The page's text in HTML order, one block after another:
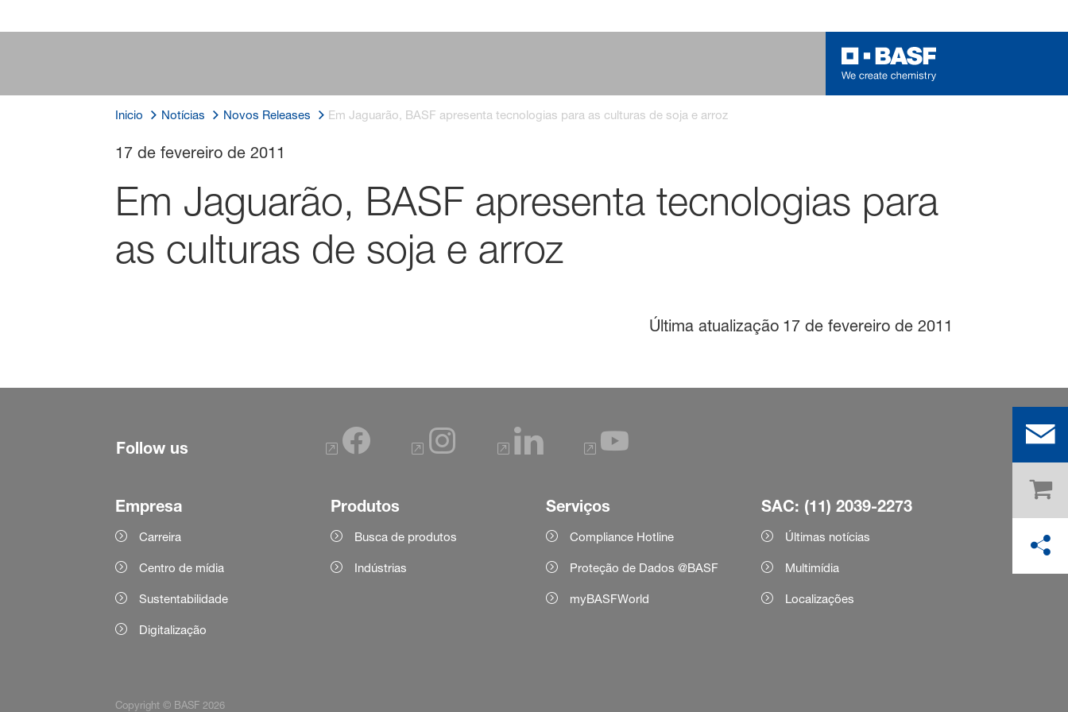
Inicio Notícias Novos Releases Em Jaguarão, BASF apresenta tecnologias para as culturas de soja e arroz
17 de fevereiro de 2011
Em Jaguarão, BASF apresenta tecnologias para
as culturas de soja e arroz
Última atualização 17 de fevereiro de 2011
Follow us
Empresa
Carreira
Centro de mídia
Sustentabilidade
Digitalização
Produtos
Busca de produtos
Indústrias
Serviços
Compliance Hotline
Proteção de Dados @BASF
myBASFWorld
SAC: (11) 2039-2273
Últimas notícias
Multimídia
Localizações
Copyright © BASF 2026